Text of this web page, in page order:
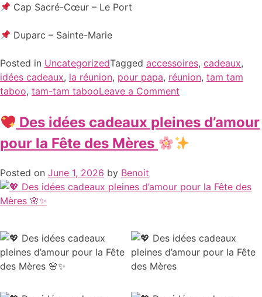
Cap Sacré-Cœur – Le Port
Duparc – Sainte-Marie
Posted in UncategorizedTagged accessoires, cadeaux,
idées cadeaux, la réunion, pour papa, réunion, tam tam
taboo, tam-tam tabooLeave a Comment
Des idées cadeaux pleines d’amour
pour la Fête des Mères
Posted on June 1, 2026 by Benoit